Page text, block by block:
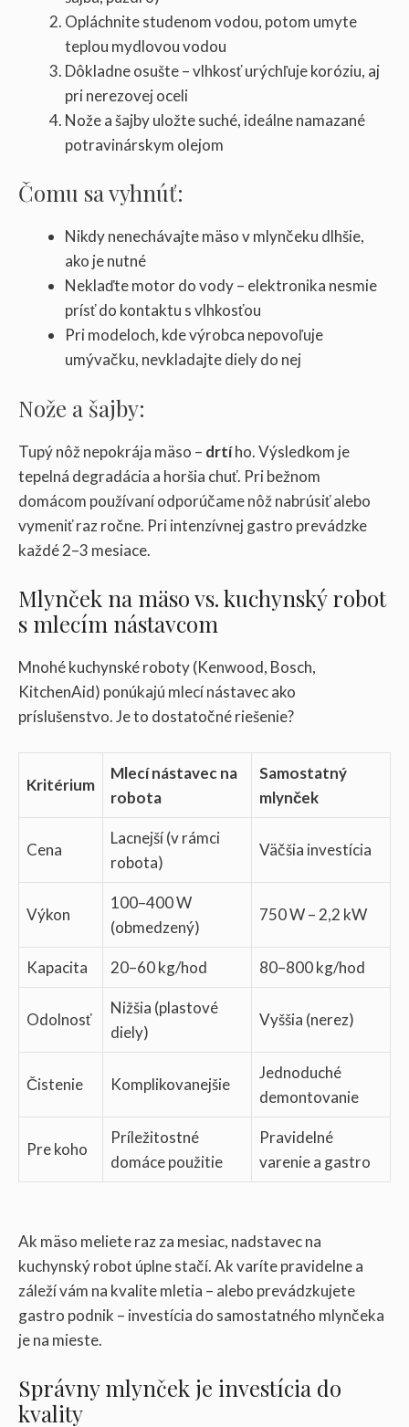
Opláchnite studenom vodou, potom umyte
teplou mydlovou vodou
Dôkladne osušte – vlhkosť urýchľuje koróziu, aj
pri nerezovej oceli
Nože a šajby uložte suché, ideálne namazané
potravinárskym olejom
Čomu sa vyhnúť:
Nikdy nenechávajte mäso v mlynčeku dlhšie,
ako je nutné
Neklaďte motor do vody – elektronika nesmie
prísť do kontaktu s vlhkosťou
Pri modeloch, kde výrobca nepovoľuje
umývačku, nevkladajte diely do nej
Nože a šajby:
Tupý nôž nepokrája mäso – drtího. Výsledkom je
tepelná degradácia a horšia chuť. Pri bežnom
domácom používaní odporúčame nôž nabrúsiť alebo
vymeniť raz ročne. Pri intenzívnej gastro prevádzke
každé 2–3 mesiace.
Mlynček na mäso vs. kuchynský robot
s mlecím nástavcom
Mnohé kuchynské roboty (Kenwood, Bosch,
KitchenAid) ponúkajú mlecí nástavec ako
príslušenstvo. Je to dostatočné riešenie?
Kritérium
Mlecí nástavec na
robota
Samostatný
mlynček
Cena
Lacnejší (v rámci
robota)
Väčšia investícia
Výkon
100–400 W
(obmedzený)
750 W – 2,2 kW
Kapacita 20–60 kg/hod 80–800 kg/hod
Odolnosť
Nižšia (plastové
diely)
Vyššia (nerez)
Čistenie Komplikovanejšie
Jednoduché
demontovanie
Pre koho
Príležitostné
domáce použitie
Pravidelné
varenie a gastro
Ak mäso meliete raz za mesiac, nadstavec na
kuchynský robot úplne stačí. Ak varíte pravidelne a
záleží vám na kvalite mletia – alebo prevádzkujete
gastro podnik – investícia do samostatného mlynčeka
je na mieste.
Správny mlynček je investícia do
kvality